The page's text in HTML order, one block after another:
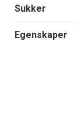
Sukker
Egenskaper